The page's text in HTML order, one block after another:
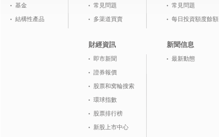
基金
結構性產品
常見問題
多渠道買賣
財經資訊
即市新聞
證券報價
股票和窝輪搜索
環球指數
股票排行榜
新股上市中心
常見問題
每日投資額度餘額
新聞信息
最新動態